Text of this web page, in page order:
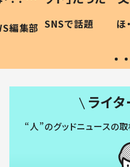
編集部
作り続ける理
#令和の子
SNSで話題 ほ
ライタ
“人”のグッドニュースの